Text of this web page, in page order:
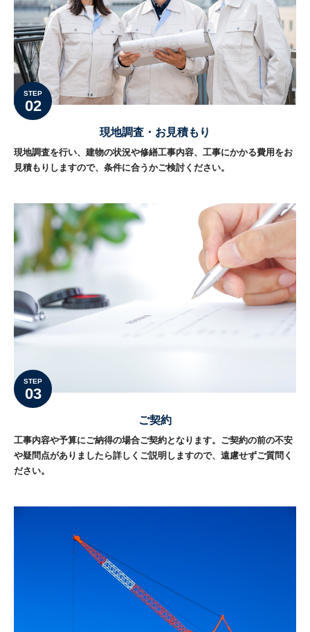
STEP
02
現地調査・お見積もり
現地調査を行い、建物の状況や修繕工事内容、工事にかかる費用をお
見積もりしますので、条件に合うかご検討ください。
STEP
03
ご契約
工事内容や予算にご納得の場合ご契約となります。ご契約の前の不安
や疑問点がありましたら詳しくご説明しますので、遠慮せずご質問く
ださい。